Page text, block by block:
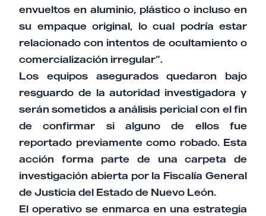
envueltos en aluminio, plástico o incluso en
su empaque original, lo cual podría estar
relacionado con intentos de ocultamiento o
comercialización irregular”.
Los equipos asegurados quedaron bajo
resguardo de la autoridad investigadora y
serán sometidos a análisis pericial con el fin
de confirmar si alguno de ellos fue
reportado previamente como robado. Esta
acción forma parte de una carpeta de
investigación abierta por la Fiscalía General
de Justicia del Estado de Nuevo León.
El operativo se enmarca en una estrategia